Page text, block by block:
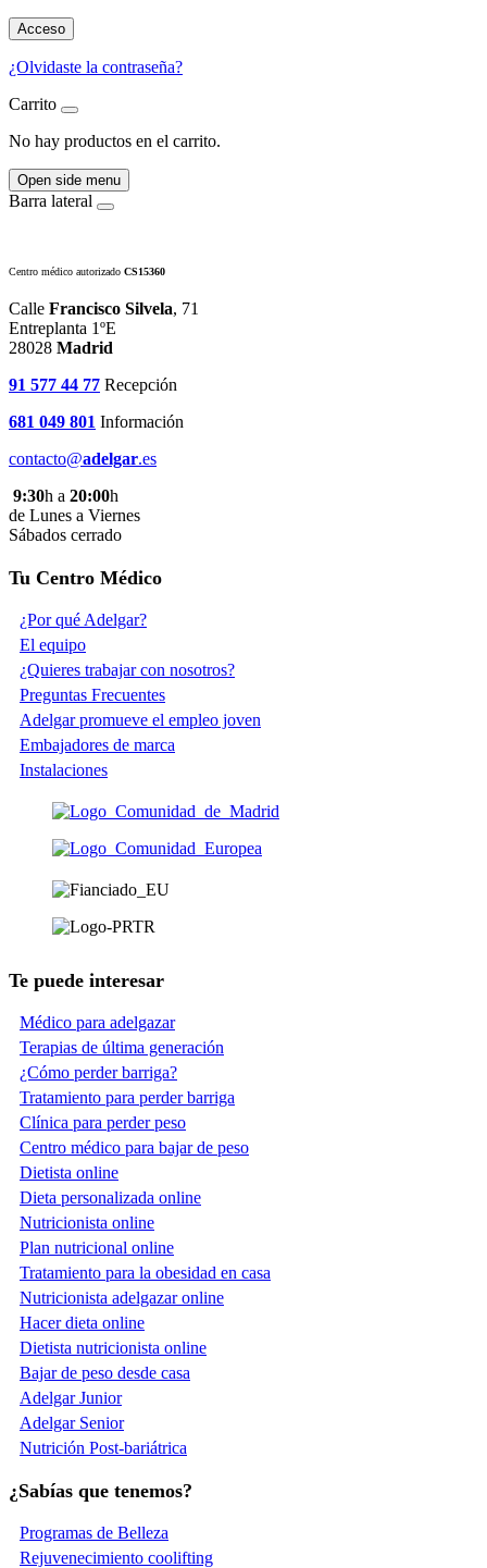
Acceso
¿Olvidaste la contraseña?
Carrito
No hay productos en el carrito.
Open side menu
Barra lateral
Centro médico autorizado CS15360
Calle Francisco Silvela, 71
Entreplanta 1ºE
28028 Madrid
91 577 44 77 Recepción
681 049 801 Información
contacto@adelgar.es
9:30h a 20:00h
de Lunes a Viernes
Sábados cerrado
Tu Centro Médico
¿Por qué Adelgar?
El equipo
¿Quieres trabajar con nosotros?
Preguntas Frecuentes
Adelgar promueve el empleo joven
Embajadores de marca
Instalaciones
Te puede interesar
Médico para adelgazar
Terapias de última generación
¿Cómo perder barriga?
Tratamiento para perder barriga
Clínica para perder peso
Centro médico para bajar de peso
Dietista online
Dieta personalizada online
Nutricionista online
Plan nutricional online
Tratamiento para la obesidad en casa
Nutricionista adelgazar online
Hacer dieta online
Dietista nutricionista online
Bajar de peso desde casa
Adelgar Junior
Adelgar Senior
Nutrición Post-bariátrica
¿Sabías que tenemos?
Programas de Belleza
Rejuvenecimiento coolifting